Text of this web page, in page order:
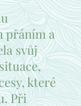
přáním a
svůj
které
Při